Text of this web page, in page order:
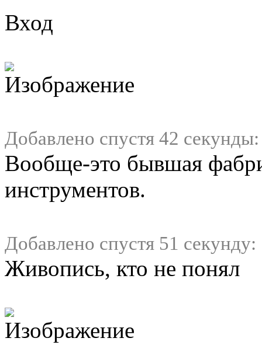
Вход
Добавлено спустя 42 секунды:
Вообще-это бывшая
инструментов.
Добавлено спустя 51 секунду:
Живопись, кто не понял